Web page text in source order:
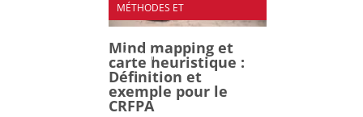
MÉTHODES ET
RÉVISIONS
Mind mapping et
carte heuristique :
Définition et
exemple pour le
CRFPA